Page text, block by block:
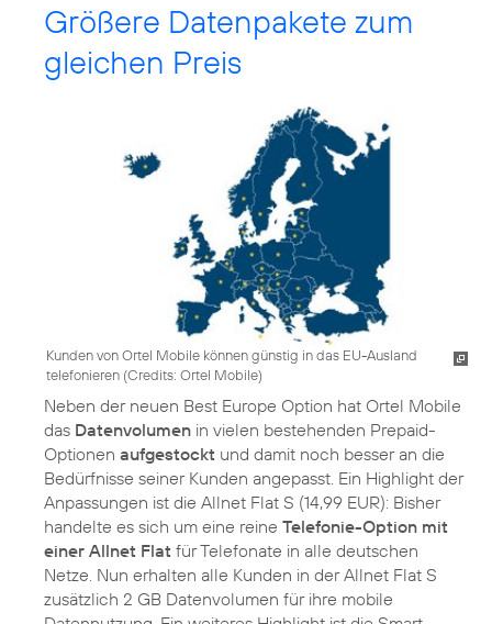
Größere Datenpakete zum
gleichen Preis
Kunden von Ortel Mobile können günstig in das EU-Ausland
telefonieren (Credits: Ortel Mobile)
Neben der neuen Best Europe Option hat Ortel Mobile
das Datenvolumen in vielen bestehenden Prepaid-
Optionen aufgestockt und damit noch besser an die
Bedürfnisse seiner Kunden angepasst. Ein Highlight der
Anpassungen ist die Allnet Flat S (14,99 EUR): Bisher
handelte es sich um eine reine Telefonie-Option mit
einer Allnet Flat für Telefonate in alle deutschen
Netze. Nun erhalten alle Kunden in der Allnet Flat S
zusätzlich 2 GB Datenvolumen für ihre mobile